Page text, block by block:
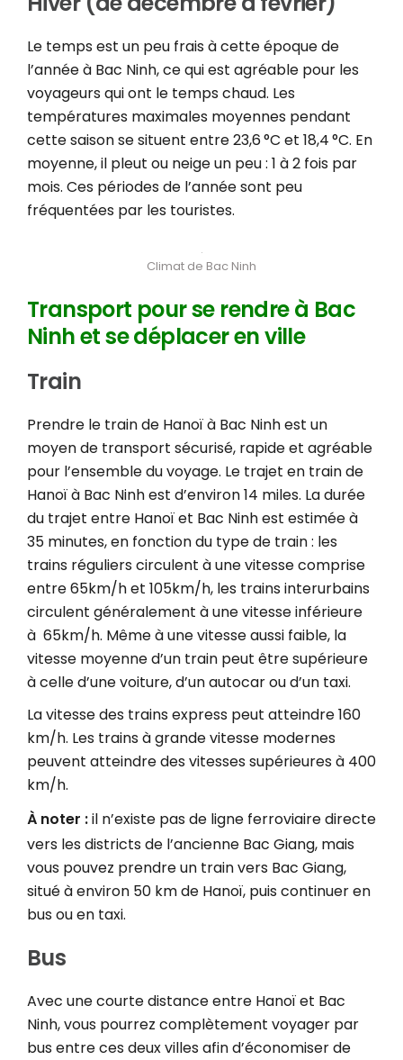
Le temps est un peu frais à cette époque de
l’année à Bac Ninh, ce qui est agréable pour les
voyageurs qui ont le temps chaud. Les
températures maximales moyennes pendant
cette saison se situent entre 23,6 °C et 18,4 °C. En
moyenne, il pleut ou neige un peu : 1 à 2 fois par
mois. Ces périodes de l’année sont peu
fréquentées par les touristes.
Climat de Bac Ninh
Transport pour se rendre à Bac
Ninh et se déplacer en ville
Train
Prendre le train de Hanoï à Bac Ninh est un
moyen de transport sécurisé, rapide et agréable
pour l’ensemble du voyage. Le trajet en train de
Hanoï à Bac Ninh est d’environ 14 miles. La durée
du trajet entre Hanoï et Bac Ninh est estimée à
35 minutes, en fonction du type de train : les
trains réguliers circulent à une vitesse comprise
entre 65km/h et 105km/h, les trains interurbains
circulent généralement à une vitesse inférieure
à 65km/h. Même à une vitesse aussi faible, la
vitesse moyenne d’un train peut être supérieure
à celle d’une voiture, d’un autocar ou d’un taxi.
La vitesse des trains express peut atteindre 160
km/h. Les trains à grande vitesse modernes
peuvent atteindre des vitesses supérieures à 400
km/h.
À noter :il n’existe pas de ligne ferroviaire directe
vers les districts de l’ancienne Bac Giang, mais
vous pouvez prendre un train vers Bac Giang,
situé à environ 50 km de Hanoï, puis continuer en
bus ou en taxi.
Bus
Avec une courte distance entre Hanoï et Bac
Ninh, vous pourrez complètement voyager par
bus entre ces deux villes afin d’économiser de